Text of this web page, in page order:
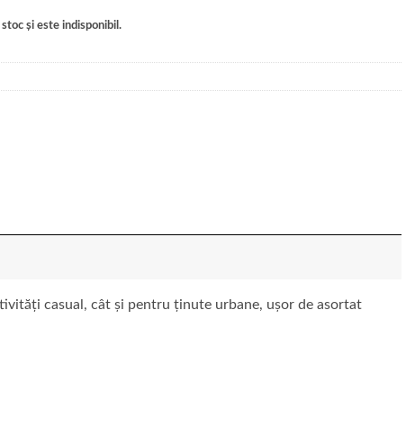
și este indisponibil.
casual, cât și pentru ținute urbane, ușor de asortat